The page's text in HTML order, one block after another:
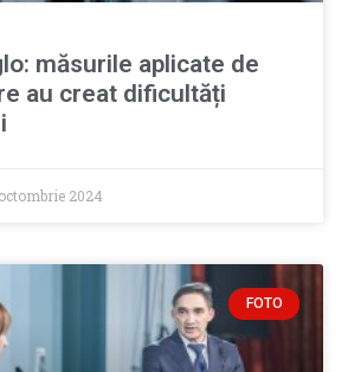
măsurile aplicate de
au creat dificultăți
2024
FOTO